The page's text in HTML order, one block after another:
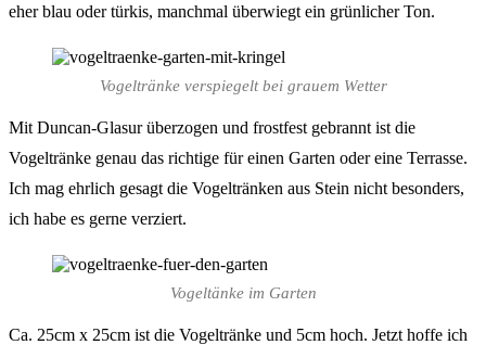
eher blau oder türkis, manchmal überwiegt ein grünlicher Ton.
Vogeltränke verspiegelt bei grauem Wetter
Mit Duncan-Glasur überzogen und frostfest gebrannt ist die
Vogeltränke genau das richtige für einen Garten oder eine Terrasse.
Ich mag ehrlich gesagt die Vogeltränken aus Stein nicht besonders,
ich habe es gerne verziert.
Vogeltänke im Garten
Ca. 25cm x 25cm ist die Vogeltränke und 5cm hoch. Jetzt hoffe ich